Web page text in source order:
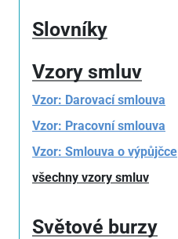
Slovníky
Vzory smluv
Vzor: Darovací smlouva
Vzor: Pracovní smlouva
Vzor: Smlouva o výpůjčce
všechny vzory smluv
Světové burzy